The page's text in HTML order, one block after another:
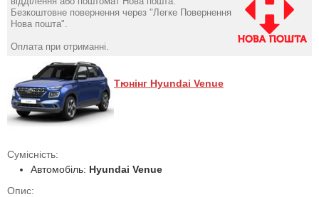
Безкоштовне повернення через "Легке Повернення
Нова пошта".
Оплата при отриманні.
Тюнінг Hyundai Venue
Сумісність:
Автомобіль: Hyundai Venue
Опис: